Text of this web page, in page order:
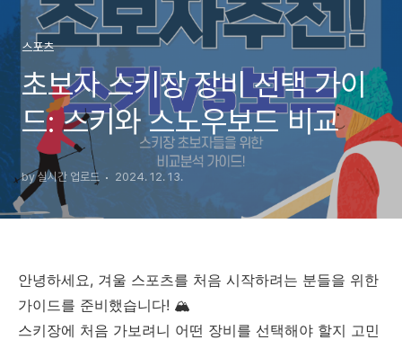
스포츠
초보자 스키장 장비 선택 가이
드: 스키와 스노우보드 비교
by 실시간 업로드 2024. 12. 13.
안녕하세요, 겨울 스포츠를 처음 시작하려는 분들을 위한
가이드를 준비했습니다! 🏔️
스키장에 처음 가보려니 어떤 장비를 선택해야 할지 고민